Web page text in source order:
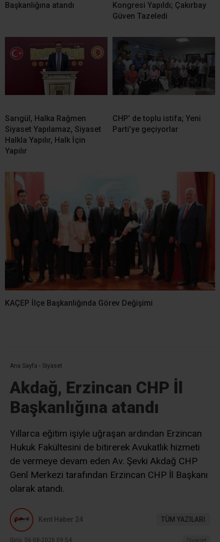
Başkanlığına atandı
Kongresi Yapıldı; Çakırbay
Güven Tazeledi
Sarıgül, Halka Rağmen
Siyaset Yapılamaz, Siyaset
Halkla Yapılır, Halk İçin
Yapılır
CHP’ de toplu istifa; Yeni
Parti’ye geçiyorlar
KAÇEP İlçe Başkanlığında Görev Değişimi
Ana Sayfa › Siyaset
Akdağ, Erzincan CHP İl
Başkanlığına atandı
Yıllarca eğitim işiyle uğraşan ardından Erzincan
Hukuk Fakültesini de bitirerek Avukatlık hizmeti
de vermeye devam eden Av. Şevki Akdağ CHP
Genl Merkezi tarafından Erzincan CHP İl Başkanı
olarak atandı.
Kent Haber 24 TÜM YAZILARI
Giriş: 06-08-2026 09:54 Siyaset